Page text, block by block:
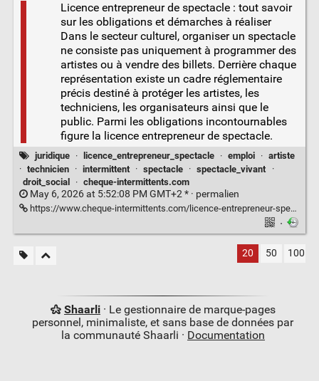
Licence entrepreneur de spectacle : tout savoir
sur les obligations et démarches à réaliser
Dans le secteur culturel, organiser un spectacle
ne consiste pas uniquement à programmer des
artistes ou à vendre des billets. Derrière chaque
représentation existe un cadre réglementaire
précis destiné à protéger les artistes, les
techniciens, les organisateurs ainsi que le
public. Parmi les obligations incontournables
figure la licence entrepreneur de spectacle.
juridique · licence_entrepreneur_spectacle · emploi · artiste
· technicien · intermittent · spectacle · spectacle_vivant
·
droit_social
· cheque-intermittents.com
May 6, 2026 at 5:52:08 PM GMT+2 * · permalien
https://www.cheque-intermittents.com/licence-entrepreneur-spectacle/
·
20 50 100
Shaarli· Le gestionnaire de marque-pages
personnel, minimaliste, et sans base de données par
la communauté Shaarli · Documentation